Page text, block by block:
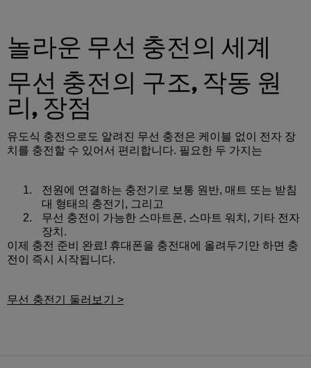
놀라운 무선 충전의 세계
무선 충전의 구조, 작동 원
리, 장점
유도식 충전으로도 알려진 무선 충전은 케이블 없이 전자 장
치를 충전할 수 있어서 편리합니다. 필요한 두 가지는
전원에 연결하는 충전기로 보통 원반, 매트 또는 받침
대 형태의 충전기, 그리고
무선 충전이 가능한 스마트폰, 스마트 워치, 기타 전자
장치.
이제 충전 준비 완료! 휴대폰을 충전대에 올려두기만 하면 충
전이 즉시 시작됩니다.
무선 충전기 둘러보기 >